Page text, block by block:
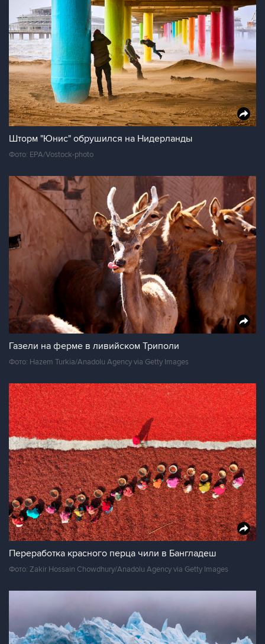
Шторм "Юнис" обрушился на Нидерланды
Фото: EPA/Vostock-photo
Газели на ферме в ливийском Триполи
Фото: Hazem Turkia/Anadolu Agency via Getty Images
Переработка красного перца чили в Бангладеш
Фото: Zakir Hossain Chowdhury/Anadolu Agency via Getty Images